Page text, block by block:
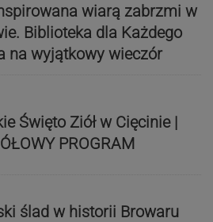
wiarą zabrzmi w
Biblioteka dla Każdego
na wyjątkowy wieczór
Święto Ziół w Cięcinie |
PROGRAM
ślad w historii Browaru